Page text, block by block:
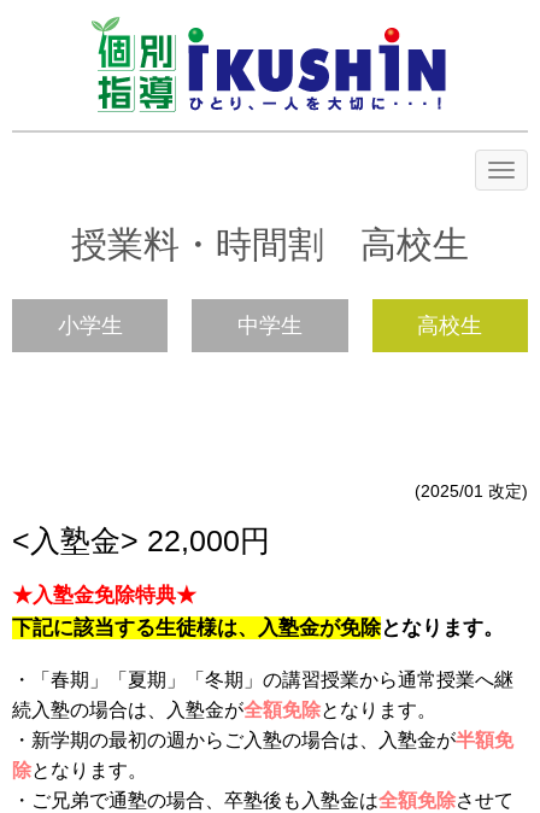
N
a
i
授業料・時間割 高校生
小学生 中学生 高校生
(2025/01 改定)
<入塾金> 22,000円
★入塾金免除特典★
下記に該当する生徒様は、入塾金が免除となります。
・「春期」「夏期」「冬期」の講習授業から通常授業へ継
続入塾の場合は、入塾金が全額免除となります。
・新学期の最初の週からご入塾の場合は、入塾金が半額免
除となります。
・ご兄弟で通塾の場合、卒塾後も入塾金は全額免除させて